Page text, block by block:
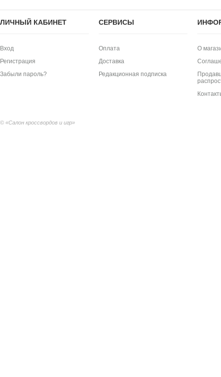
ЛИЧНЫЙ КАБИНЕТ
Вход
Регистрация
Забыли пароль?
СЕРВИСЫ
Оплата
Доставка
Редакционная подписка
О
© «Салон кроссвордов и игр»